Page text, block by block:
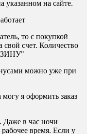
указанном на сайте.
то с покупкой
счет. Количество
можно уже при
я оформить заказ
Даже в час ночи
время. Если у